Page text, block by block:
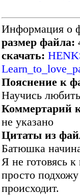
Информация о
размер файла:
скачать:
Пояснение к
Научись
Коммертарий
не указано
Цитаты из
Батюшка
Я не готовясь
просто
происходит.